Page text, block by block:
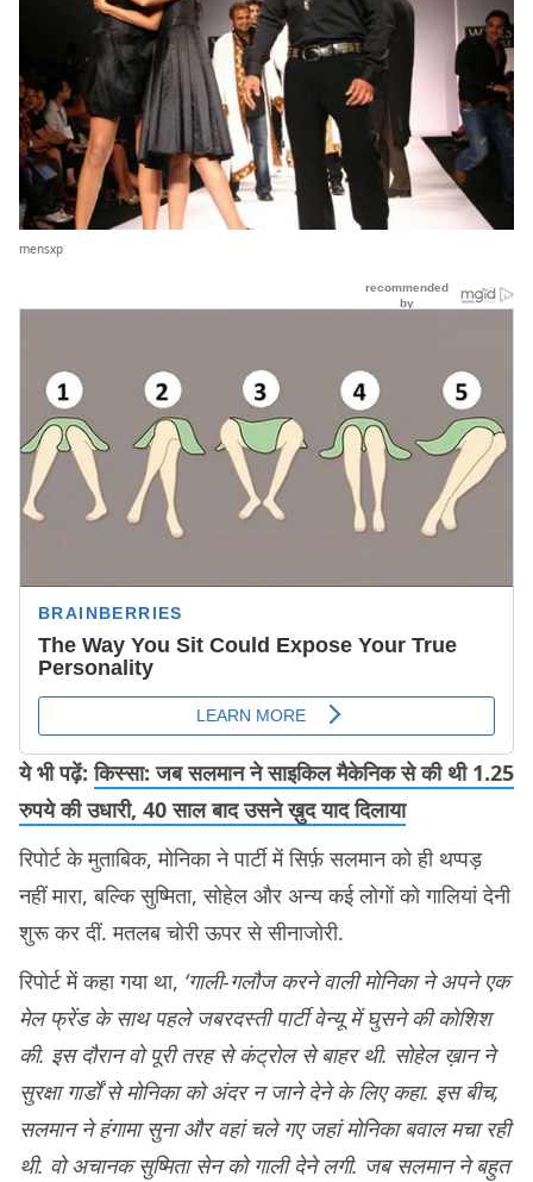
mensxp
ये भी पढ़ें:किस्सा: जब सलमान ने साइकिल मैकेनिक से की थी 1.25
रुपये की उधारी, 40 साल बाद उसने ख़ुद याद दिलाया
रिपोर्ट के मुताबिक, मोनिका ने पार्टी में सिर्फ़ सलमान को ही थप्पड़
नहीं मारा, बल्कि सुष्मिता, सोहेल और अन्य कई लोगों को गालियां देनी
शुरू कर दीं. मतलब चोरी ऊपर से सीनाजोरी.
रिपोर्ट में कहा गया था, ‘गाली-गलौज करने वाली मोनिका ने अपने एक
मेल फ्रेंड के साथ पहले जबरदस्ती पार्टी वेन्यू में घुसने की कोशिश
की. इस दौरान वो पूरी तरह से कंट्रोल से बाहर थी. सोहेल ख़ान ने
सुरक्षा गार्डों से मोनिका को अंदर न जाने देने के लिए कहा. इस बीच,
सलमान ने हंगामा सुना और वहां चले गए जहां मोनिका बवाल मचा रही
थी. वो अचानक सुष्मिता सेन को गाली देने लगी. जब सलमान ने बहुत